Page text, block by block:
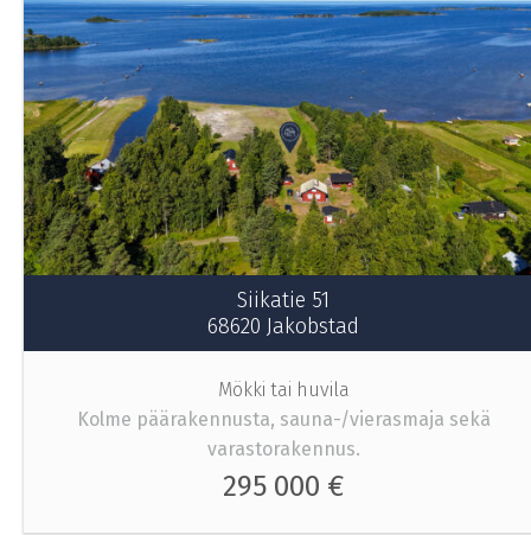
Siikatie 51
68620 Jakobstad
Mökki tai huvila
Kolme päärakennusta, sauna-/vierasmaja sekä
varastorakennus.
295 000 €